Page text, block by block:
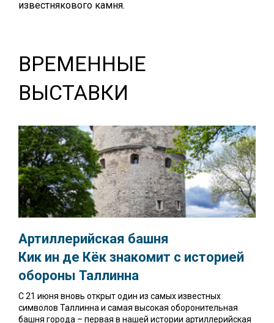
известнякового камня.
ВРЕМЕННЫЕ
ВЫСТАВКИ
Артиллерийская башня
Кик ин де Кёк знакомит с историей
обороны Таллинна
С 21 июня вновь открыт один из самых известных
символов Таллинна и самая высокая оборонительная
башня города – первая в нашей истории артиллерийская